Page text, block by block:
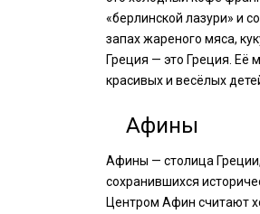
«берлинской лазури» и
запах жареного мяса,
Греция — это Греция. Её
красивых и весёлых
Афины
Афины — столица
сохранившихся
Центром Афин считают